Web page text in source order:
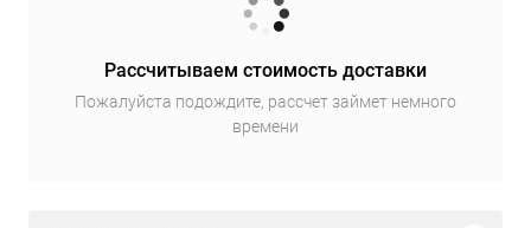
Рассчитываем стоимость доставки
Пожалуйста подождите, рассчет займет немного
времени